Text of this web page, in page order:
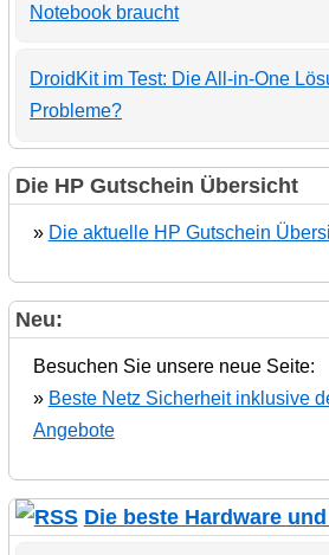
Notebook braucht
DroidKit im Test: Die All-in-One
Probleme?
Die HP Gutschein Übersicht
» Die aktuelle HP Gutschein
Neu:
Besuchen Sie unsere neue Seite:
» Beste Netz Sicherheit inklusive
Angebote
Die beste Hardware